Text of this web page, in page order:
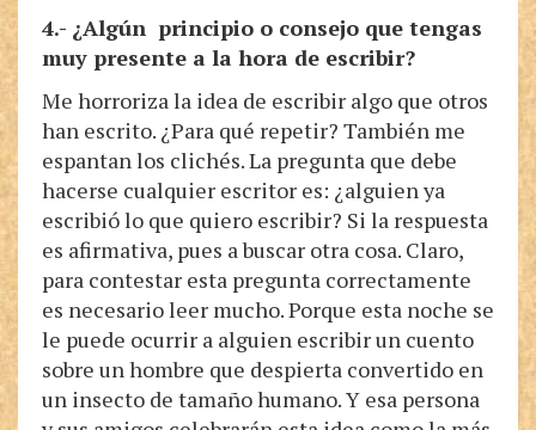
4.- ¿Algún principio o consejo que tengas
muy presente a la hora de escribir?
Me horroriza la idea de escribir algo que otros
han escrito. ¿Para qué repetir? También me
espantan los clichés. La pregunta que debe
hacerse cualquier escritor es: ¿alguien ya
escribió lo que quiero escribir? Si la respuesta
es afirmativa, pues a buscar otra cosa. Claro,
para contestar esta pregunta correctamente
es necesario leer mucho. Porque esta noche se
le puede ocurrir a alguien escribir un cuento
sobre un hombre que despierta convertido en
un insecto de tamaño humano. Y esa persona